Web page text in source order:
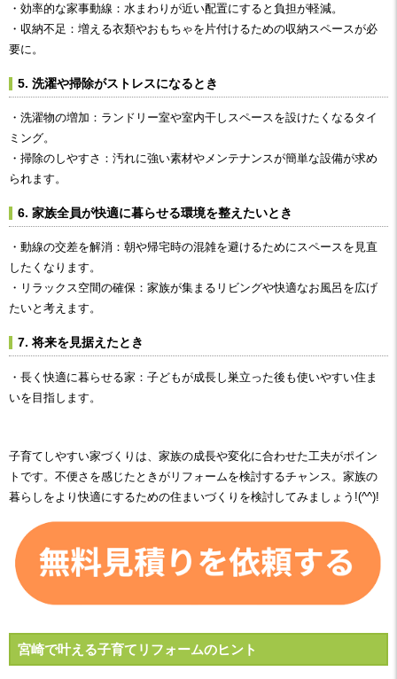
・効率的な家事動線：水まわりが近い配置にすると負担が軽減。
・収納不足：増える衣類やおもちゃを片付けるための収納スペースが必
要に。
5. 洗濯や掃除がストレスになるとき
・洗濯物の増加：ランドリー室や室内干しスペースを設けたくなるタイ
ミング。
・掃除のしやすさ：汚れに強い素材やメンテナンスが簡単な設備が求め
られます。
6. 家族全員が快適に暮らせる環境を整えたいとき
・動線の交差を解消：朝や帰宅時の混雑を避けるためにスペースを見直
したくなります。
・リラックス空間の確保：家族が集まるリビングや快適なお風呂を広げ
たいと考えます。
7. 将来を見据えたとき
・長く快適に暮らせる家： 子どもが成長し巣立った後も使いやすい住ま
いを目指します。
子育てしやすい家づくりは、家族の成長や変化に合わせた工夫がポイン
トです。不便さを感じたときがリフォームを検討するチャンス。家族の
暮らしをより快適にするための住まいづくりを検討してみましょう!(^^)!
宮崎で叶える子育てリフォームのヒント